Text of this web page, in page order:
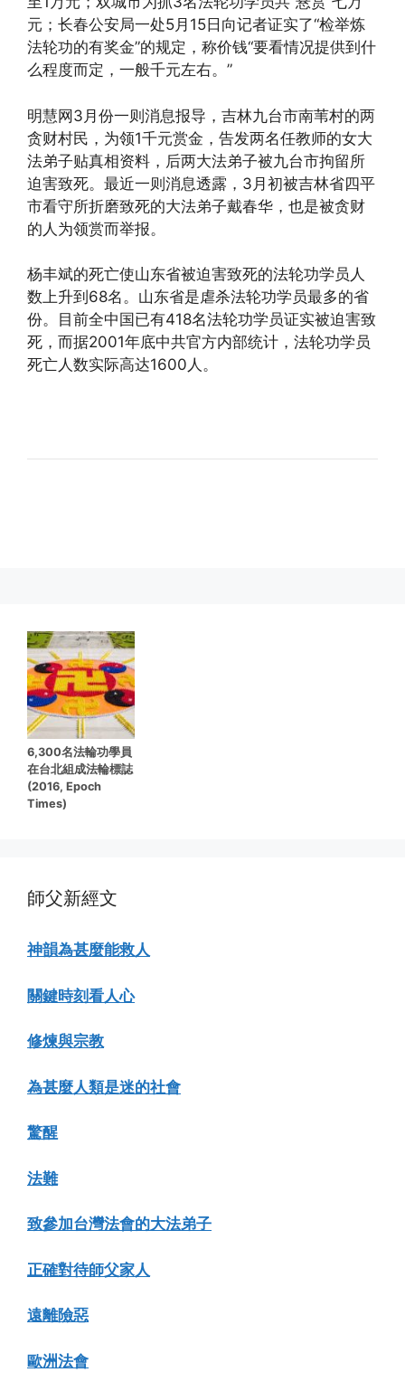
元；长春公安局一处5月15日向记者证实了“检举炼
法轮功的有奖金”的规定，称价钱“要看情况提供到什
么程度而定，一般千元左右。”
明慧网3月份一则消息报导，吉林九台市南苇村的两
贪财村民，为领1千元赏金，告发两名任教师的女大
法弟子贴真相资料，后两大法弟子被九台市拘留所
迫害致死。最近一则消息透露，3月初被吉林省四平
市看守所折磨致死的大法弟子戴春华，也是被贪财
的人为领赏而举报。
杨丰斌的死亡使山东省被迫害致死的法轮功学员人
数上升到68名。山东省是虐杀法轮功学员最多的省
份。目前全中国已有418名法轮功学员证实被迫害致
死，而据2001年底中共官方内部统计，法轮功学员
死亡人数实际高达1600人。
6,300名法輪功學員
在台北組成法輪標誌
(2016, Epoch
Times)
師父新經文
神韻為甚麼能救人
關鍵時刻看人心
修煉與宗教
為甚麼人類是迷的社會
驚醒
法難
致參加台灣法會的大法弟子
正確對待師父家人
遠離險惡
歐洲法會